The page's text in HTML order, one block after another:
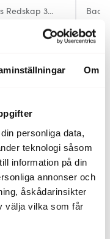
Om
personliga data,
teknologi såsom
information på din
annonser och
åskådarinsikter
välja vilka som får
Redskap 3
1099
kunder